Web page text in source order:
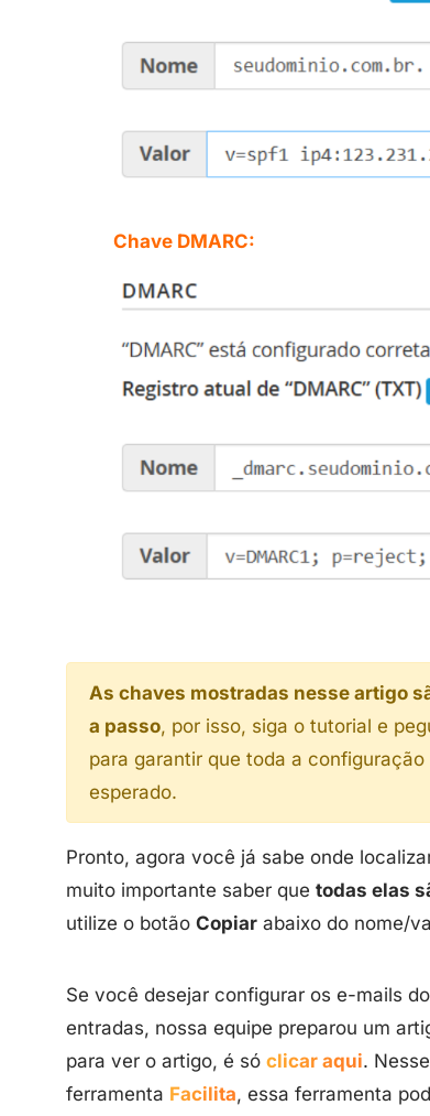
Chave DMARC:
As chaves mostradas nesse artigo
a passo, por isso, siga o tutorial e
para garantir que toda a
esperado.
Pronto, agora você já sabe onde
muito importante saber que todas elas
utilize o botão Copiar abaixo do nome/
Se você desejar configurar os e-mails
entradas, nossa equipe preparou um
para ver o artigo, é só clicar aqui.
ferramenta Facilita, essa ferramenta